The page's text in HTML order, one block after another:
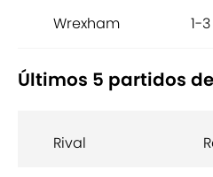
Wrexham 1-
Últimos 5 partidos
Rival